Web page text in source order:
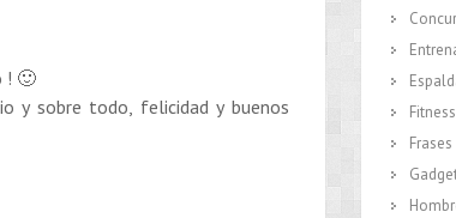
! 🙂
y sobre todo, felicidad y buenos
Fitness
Frases